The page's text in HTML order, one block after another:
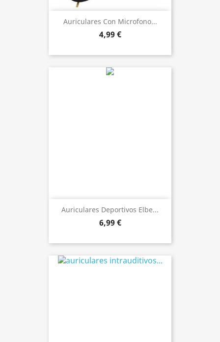
Auriculares Con Microfono...
4,99 €
Auriculares Deportivos Elbe...
6,99 €